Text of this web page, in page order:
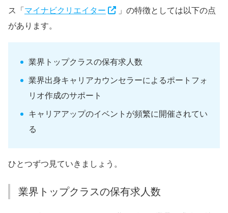
ス「 マイナビクリエイター
」の特徴としては以下の点
があります。
業界トップクラスの保有求人数
業界出身キャリアカウンセラーによるポートフォ
リオ作成のサポート
キャリアアップのイベントが頻繁に開催されてい
る
ひとつずつ見ていきましょう。
業界トップクラスの保有求人数